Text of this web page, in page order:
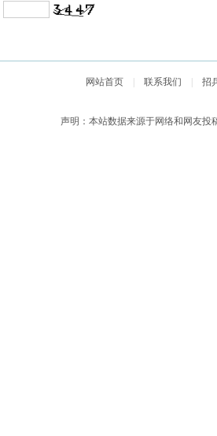
网站首页 联系我们 招
声明：本站数据来源于网络和网友投